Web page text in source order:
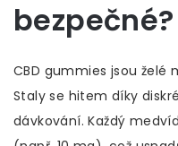
bezpečné?
CBD gummies jsou želé
Staly se hitem díky
dávkování. Každý